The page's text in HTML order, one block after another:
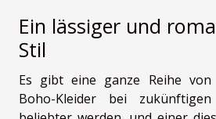
Ein lässiger und
Stil
Es gibt eine ganze Reihe von
Boho-Kleider bei